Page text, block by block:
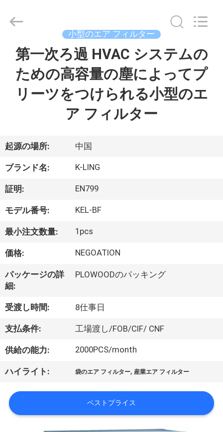
わ
た
し
た
に
つ
い
て
工
場
ツ
ア
2014
Purification
Technology
小型のエア フィルター
第一次ろ過 HVAC システムの
ための高容量の塵によってプ
リーツをつけられる小型のエ
ア フィルター
起源の場所: 中国
ブランド名: K-LING
証明: EN799
モデル番号: KEL-BF
最小注文数量: 1pcs
価格: NEGOATION
パッケージの詳
細:
PLOWOODのパッキング
受渡し時間: 8仕事日
支払条件: 工場渡し/FOB/CIF/ CNF
供給の能力: 2000PCS/month
ハイライト: 袋のエア フィルター,産業エア フィルター
ベストプライス